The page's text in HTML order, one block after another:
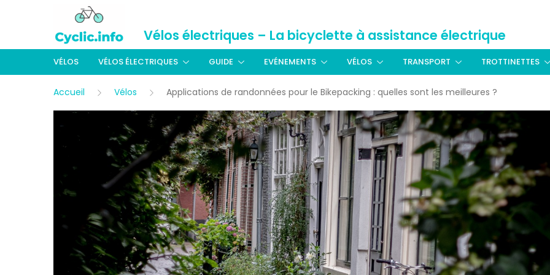
Vélos électriques – La bicyclette à assistance électrique
VÉLOS VÉLOS ÉLECTRIQUES GUIDE EVÉNEMENTS VÉLOS TRANSPORT TROTTINETTES
Accueil Vélos Applications de randonnées pour le Bikepacking : quelles sont les meilleures ?